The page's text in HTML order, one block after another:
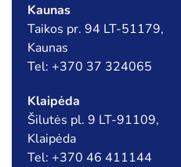
Kaunas
Taikos pr. 94 LT-51179,
Kaunas
Tel: +370 37 324065
Klaipėda
Šilutės pl. 9 LT-91109,
Klaipėda
Tel: +370 46 411144